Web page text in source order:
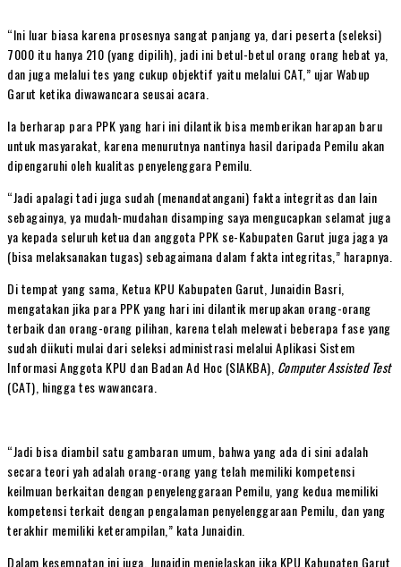
“Ini luar biasa karena prosesnya sangat panjang ya, dari peserta (seleksi)
7000 itu hanya 210 (yang dipilih), jadi ini betul-betul orang orang hebat ya,
dan juga melalui tes yang cukup objektif yaitu melalui CAT,” ujar Wabup
Garut ketika diwawancara seusai acara.
Ia berharap para PPK yang hari ini dilantik bisa memberikan harapan baru
untuk masyarakat, karena menurutnya nantinya hasil daripada Pemilu akan
dipengaruhi oleh kualitas penyelenggara Pemilu.
“Jadi apalagi tadi juga sudah (menandatangani) fakta integritas dan lain
sebagainya, ya mudah-mudahan disamping saya mengucapkan selamat juga
ya kepada seluruh ketua dan anggota PPK se-Kabupaten Garut juga jaga ya
(bisa melaksanakan tugas) sebagaimana dalam fakta integritas,” harapnya.
Di tempat yang sama, Ketua KPU Kabupaten Garut, Junaidin Basri,
mengatakan jika para PPK yang hari ini dilantik merupakan orang-orang
terbaik dan orang-orang pilihan, karena telah melewati beberapa fase yang
sudah diikuti mulai dari seleksi administrasi melalui Aplikasi Sistem
Informasi Anggota KPU dan Badan Ad Hoc (SIAKBA), Computer Assisted Test
(CAT), hingga tes wawancara.
“Jadi bisa diambil satu gambaran umum, bahwa yang ada di sini adalah
secara teori yah adalah orang-orang yang telah memiliki kompetensi
keilmuan berkaitan dengan penyelenggaraan Pemilu, yang kedua memiliki
kompetensi terkait dengan pengalaman penyelenggaraan Pemilu, dan yang
terakhir memiliki keterampilan,” kata Junaidin.
Dalam kesempatan ini juga, Junaidin menjelaskan jika KPU Kabupaten Garut